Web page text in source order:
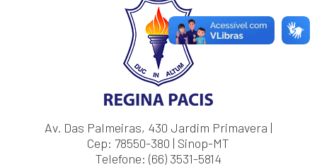
Av. Das Palmeiras, 430 Jardim Primavera |
Cep: 78550-380 | Sinop-MT
Telefone: (66) 3531-5814